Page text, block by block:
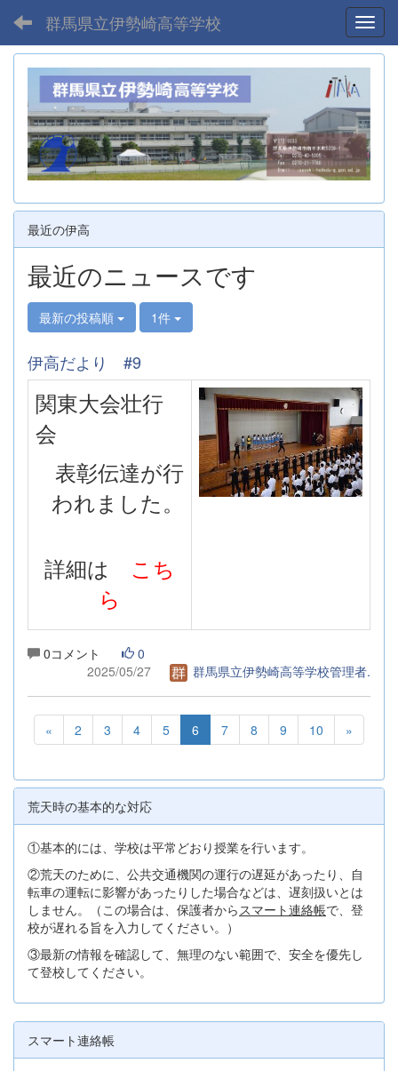
群馬県立伊勢崎高等学校
最近の伊高
最近のニュースです
最新の投稿順 1件
伊高だより #9
関東大会壮行
会
表彰伝達が行
われました。
詳細は こち
ら
0コメント
0
2025/05/27
群馬県立伊勢崎高等学校管理者.
« 2 3 4 5 6 7 8 9 10 »
荒天時の基本的な対応
①基本的には、学校は平常どおり授業を行います。
②荒天のために、公共交通機関の運行の遅延があったり、自
転車の運転に影響があったりした場合などは、遅刻扱いとは
しません。（この場合は、保護者からスマート連絡帳で、登
校が遅れる旨を入力してください。）
③最新の情報を確認して、無理のない範囲で、安全を優先し
て登校してください。
スマート連絡帳